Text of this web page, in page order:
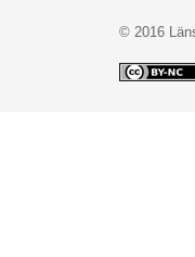
© 2016